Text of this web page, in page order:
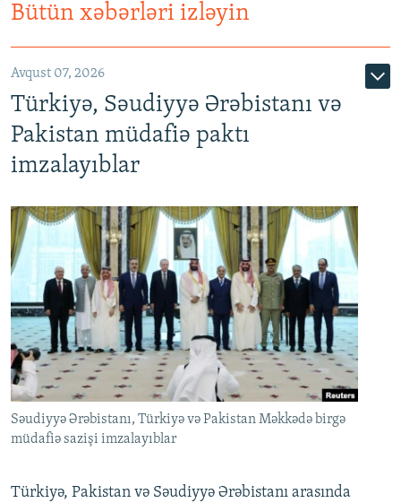
Bütün xəbərləri izləyin
Avqust 07, 2026
Türkiyə, Səudiyyə Ərəbistanı və
Pakistan müdafiə paktı
imzalayıblar
Səudiyyə Ərəbistanı, Türkiyə və Pakistan Məkkədə birgə
müdafiə sazişi imzalayıblar
Türkiyə, Pakistan və Səudiyyə Ərəbistanı arasında